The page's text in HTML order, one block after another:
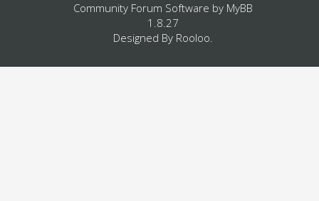
Community Forum Software by MyBB
1.8.27
Designed By Rooloo.